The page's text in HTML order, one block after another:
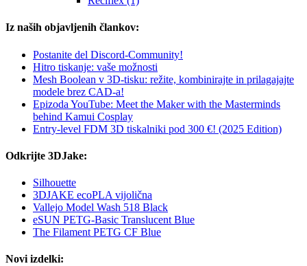
Iz naših objavljenih člankov:
Postanite del Discord-Community!
Hitro tiskanje: vaše možnosti
Mesh Boolean v 3D-tisku: režite, kombinirajte in prilagajajte
modele brez CAD-a!
Epizoda YouTube: Meet the Maker with the Masterminds
behind Kamui Cosplay
Entry-level FDM 3D tiskalniki pod 300 €! (2025 Edition)
Odkrijte 3DJake:
Silhouette
3DJAKE ecoPLA vijolična
Vallejo Model Wash 518 Black
eSUN PETG-Basic Translucent Blue
The Filament PETG CF Blue
Novi izdelki: